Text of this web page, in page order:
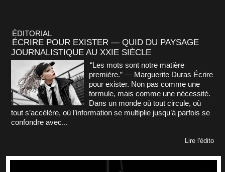
ÉDITORIAL
ÉCRIRE POUR EXISTER — QUID DU PAYSAGE
JOURNALISTIQUE AU XXIE SIÈCLE
“Les mots sont notre matière
première.” — Marguerite Duras Écrire
pour exister. Non pas comme une
formule, mais comme une nécessité.
Dans un monde où tout circule, où
tout s’accélère, où l’information se multiplie jusqu’à parfois se
confondre avec...
Lire l'édito